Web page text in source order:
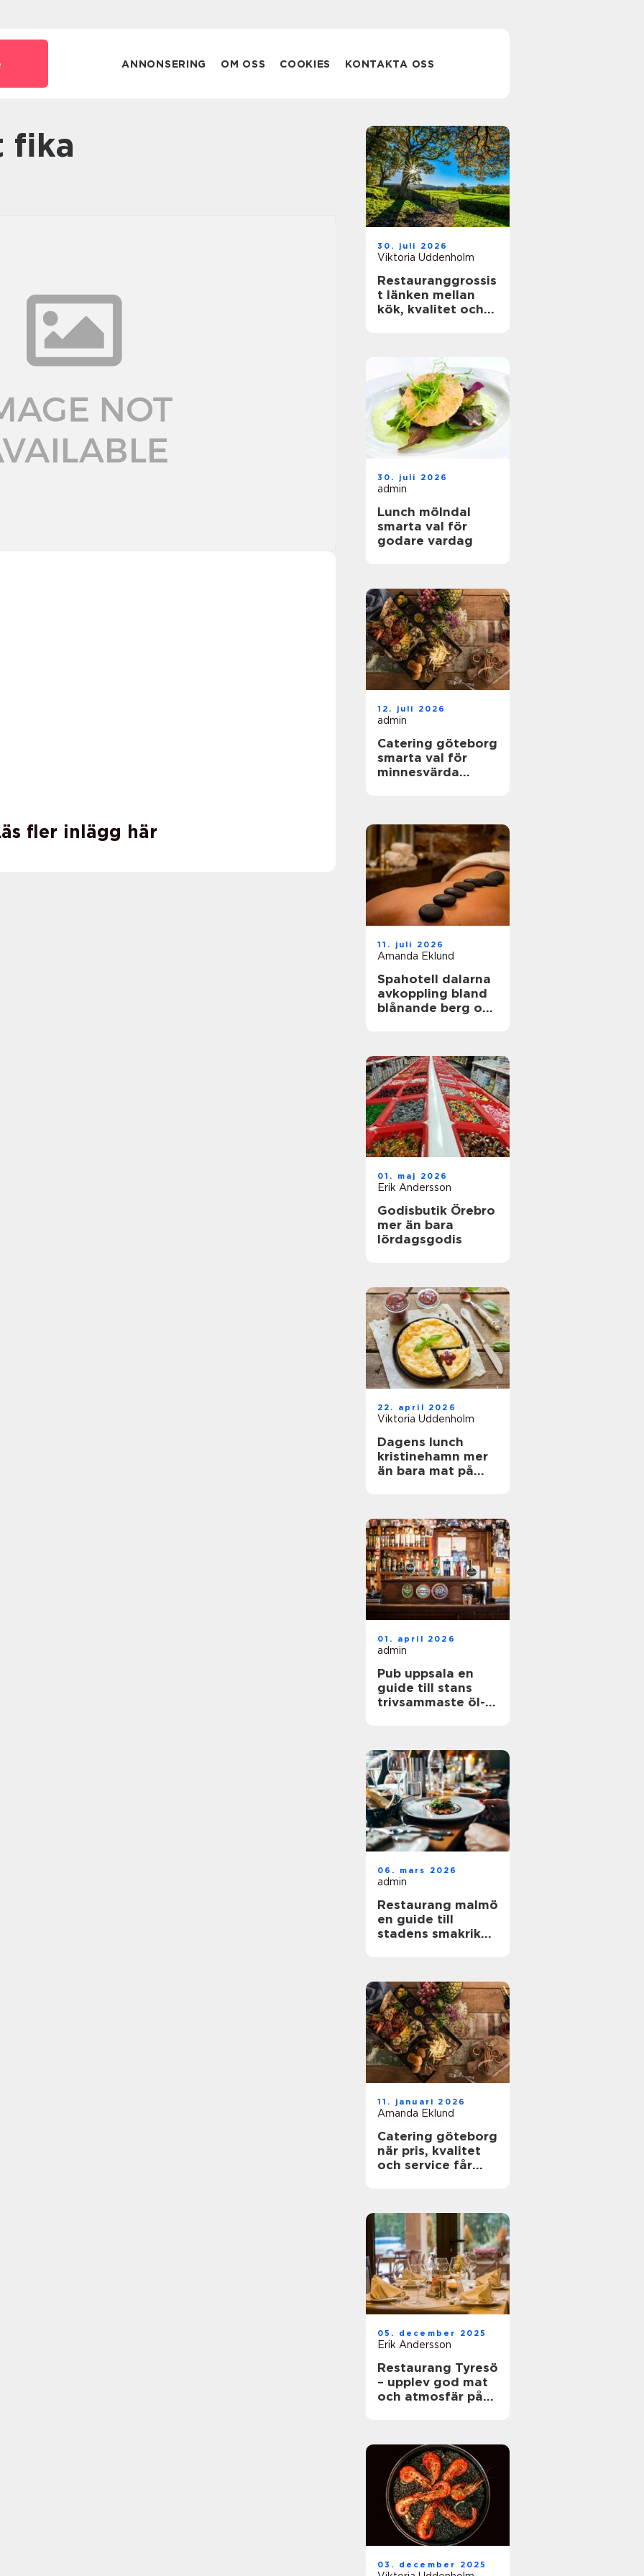
ANNONSERING OM OSS COOKIES KONTAKTA OSS
fika
fler inlägg här
30. juli 2026
Viktoria Uddenholm
Restauranggrossis
t länken mellan
kök, kvalitet och
30. juli 2026
admin
Lunch mölndal
smarta val för
godare vardag
12. juli 2026
admin
Catering göteborg
smarta val för
minnesvärda
11. juli 2026
Amanda Eklund
Spahotell dalarna
avkoppling bland
blånande berg och
01. maj 2026
Erik Andersson
Godisbutik Örebro
mer än bara
lördagsgodis
22. april 2026
Viktoria Uddenholm
Dagens lunch
kristinehamn mer
än bara mat på
01. april 2026
admin
Pub uppsala en
guide till stans
trivsammaste öl-
06. mars 2026
admin
Restaurang malmö
en guide till
stadens smakrika
11. januari 2026
Amanda Eklund
Catering göteborg
när pris, kvalitet
och service får
05. december 2025
Erik Andersson
Restaurang Tyresö
– upplev god mat
och atmosfär på
03. december 2025